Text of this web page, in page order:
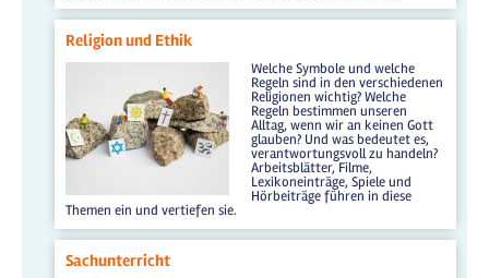
Religion und Ethik
Welche Symbole und welche
Regeln sind in den verschiedenen
Religionen wichtig? Welche
Regeln bestimmen unseren
Alltag, wenn wir an keinen Gott
glauben? Und was bedeutet es,
verantwortungsvoll zu handeln?
Arbeitsblätter, Filme,
Lexikoneinträge, Spiele und
Hörbeiträge führen in diese
Themen ein und vertiefen sie.
Sachunterricht